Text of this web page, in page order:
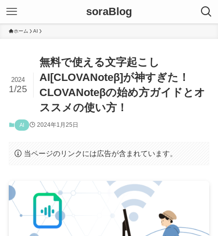
soraBlog
ホーム AI
無料で使える文字起こし
AI[CLOVANoteβ]が神すぎた！
CLOVANoteβの始め方ガイドとオ
ススメの使い方！
2024
1/25
AI 2024年1月25日
当ページのリンクには広告が含まれています。